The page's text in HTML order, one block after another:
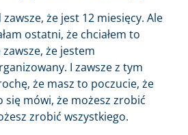
że jest 12 miesięcy. Ale
ostatni, że chciałem to
że jestem
I zawsze z tym
że masz to poczucie, że
się mówi, że możesz zrobić
zrobić wszystkiego.